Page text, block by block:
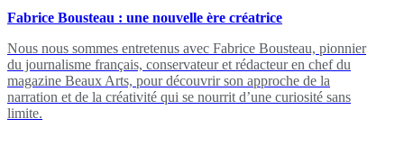
Fabrice Bousteau : une nouvelle ère créatrice
Nous nous sommes entretenus avec Fabrice Bousteau, pionnier
du journalisme français, conservateur et rédacteur en chef du
magazine Beaux Arts, pour découvrir son approche de la
narration et de la créativité qui se nourrit d’une curiosité sans
limite.